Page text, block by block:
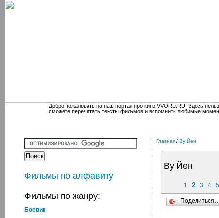
Добро пожаловать на наш портал про кино VVORD.RU. Здесь
сможете перечитать тексты фильмов и вспомнить любимые
Фильмы по алфавиту
Фильмы по жанру:
Боевик
Главная / Ву Йен
Ву Йен
1 2 3 4 5